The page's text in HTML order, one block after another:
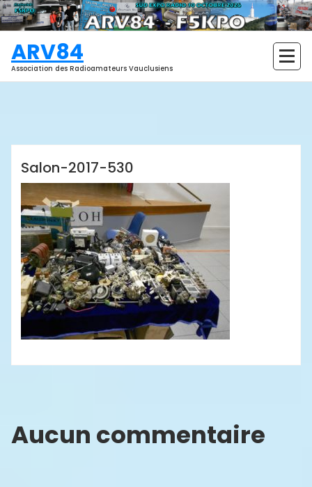
Aller
au
contenu
ARV84
Association des Radioamateurs Vauclusiens
Salon-2017-530
Aucun commentaire